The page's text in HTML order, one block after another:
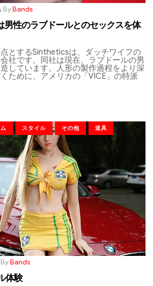
ByBands
男性のラブドールとのセックスを体
とするSintheticsは、ダッチワイフの
社です。同社は現在、ラブドールの男
しています。人形の製作過程をより深
ために、アメリカの「VICE」の特派
スタイル その他 道具
ByBands
体験